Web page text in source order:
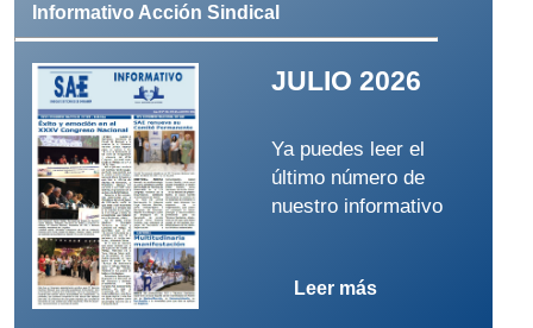
Informativo Acción Sindical
JULIO 2026
Ya puedes leer el
último número de
nuestro informativo
Leer más